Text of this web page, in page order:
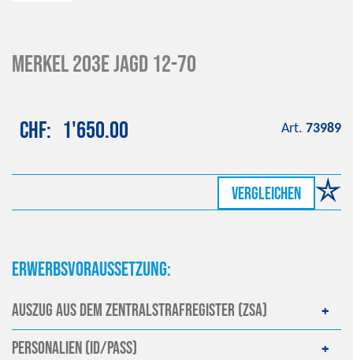
Merkel 203E Jagd 12-70
CHF 1'650.00 Art. 73989
vergleichen
Erwerbsvoraussetzung:
Auszug aus dem Zentralstrafregister (ZSA)
Personalien (ID/Pass)